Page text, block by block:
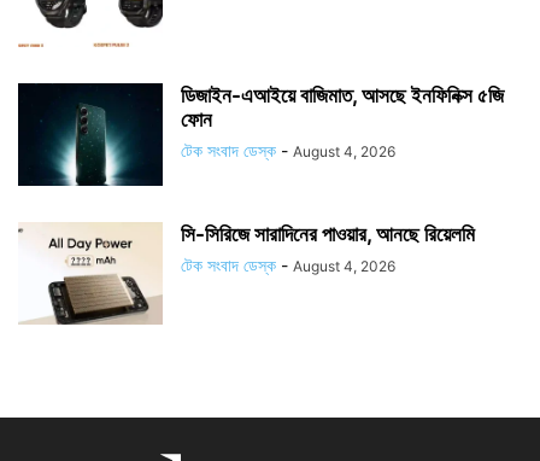
ডিজাইন-এআইয়ে বাজিমাত, আসছে ইনফিনিক্স ৫জি
ফোন
টেক সংবাদ ডেস্ক - August 4, 2026
সি-সিরিজে সারাদিনের পাওয়ার, আনছে রিয়েলমি
টেক সংবাদ ডেস্ক - August 4, 2026